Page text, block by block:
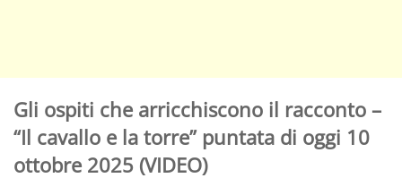
Gli ospiti che arricchiscono il racconto –
“Il cavallo e la torre” puntata di oggi 10
ottobre 2025 (VIDEO)